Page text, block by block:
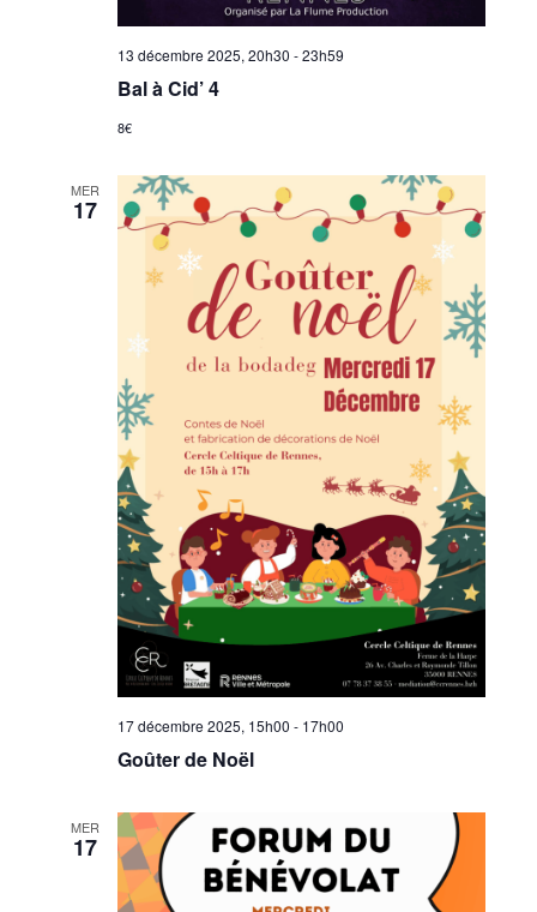
13 décembre 2025, 20h30 -23h59
Bal à Cid’ 4
8€
MER
17
17 décembre 2025, 15h00 - 17h00
Goûter de Noël
MER
17